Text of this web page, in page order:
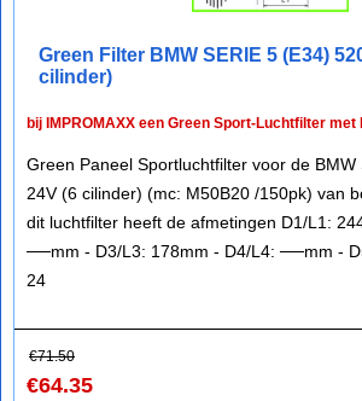
Green Filter BMW SERIE 5 (E34)
cilinder)
bij IMPROMAXX een Green Sport-Luchtfilter met
Green Paneel Sportluchtfilter voor de BMW
24V (6 cilinder) (mc: M50B20 /150pk) van
dit luchtfilter heeft de afmetingen D1/L1:
──mm - D3/L3: 178mm - D4/L4: ──mm -
24
€71.50
€64.35